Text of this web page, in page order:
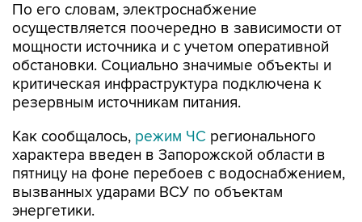
По его словам, электроснабжение
осуществляется поочередно в зависимости от
мощности источника и с учетом оперативной
обстановки. Социально значимые объекты и
критическая инфраструктура подключена к
резервным источникам питания.
Как сообщалось, режим ЧС регионального
характера введен в Запорожской области в
пятницу на фоне перебоев с водоснабжением,
вызванных ударами ВСУ по объектам
энергетики.